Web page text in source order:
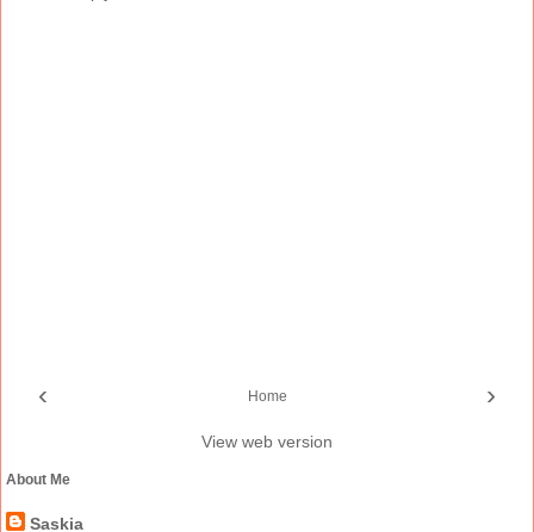
‹ ›
Home
View web version
About Me
Saskia